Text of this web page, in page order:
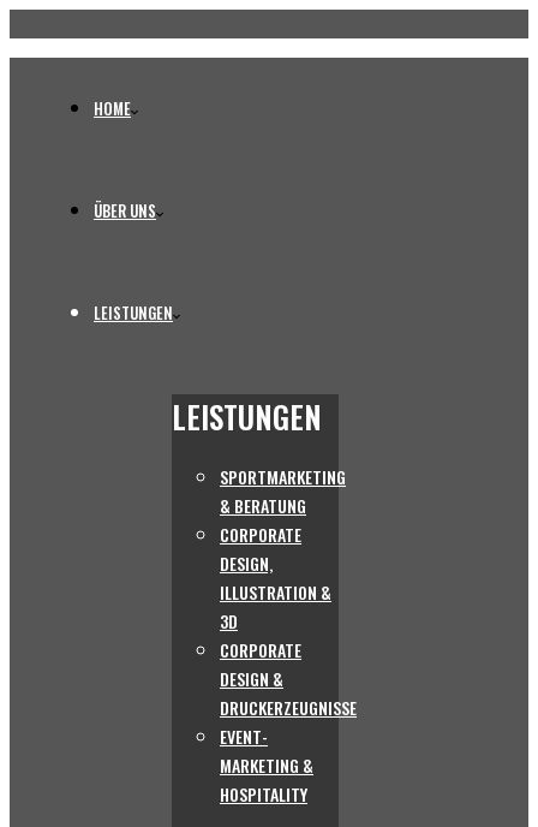
HOME
ÜBER UNS
LEISTUNGEN
LEISTUNGEN
SPORTMARKETING
& BERATUNG
CORPORATE
DESIGN,
ILLUSTRATION &
3D
CORPORATE
DESIGN &
DRUCKERZEUGNISSE
EVENT-
MARKETING &
HOSPITALITY